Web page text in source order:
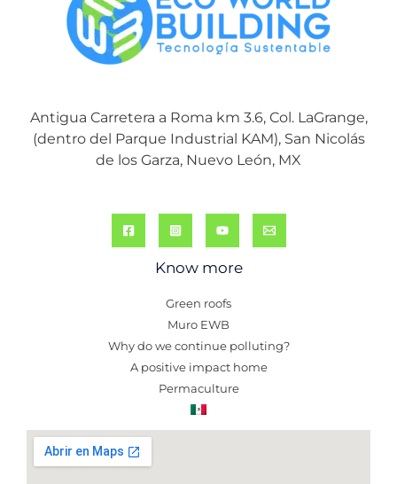
Antigua Carretera a Roma km 3.6, Col. LaGrange,
(dentro del Parque Industrial KAM), San Nicolás
de los Garza, Nuevo León, MX
Know more
Green roofs
Muro EWB
Why do we continue polluting?
A positive impact home
Permaculture